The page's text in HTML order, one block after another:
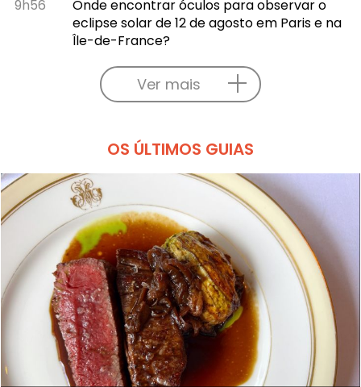
9h56
Onde encontrar óculos para observar o
eclipse solar de 12 de agosto em Paris e na
Île-de-France?
Ver mais
OS ÚLTIMOS GUIAS